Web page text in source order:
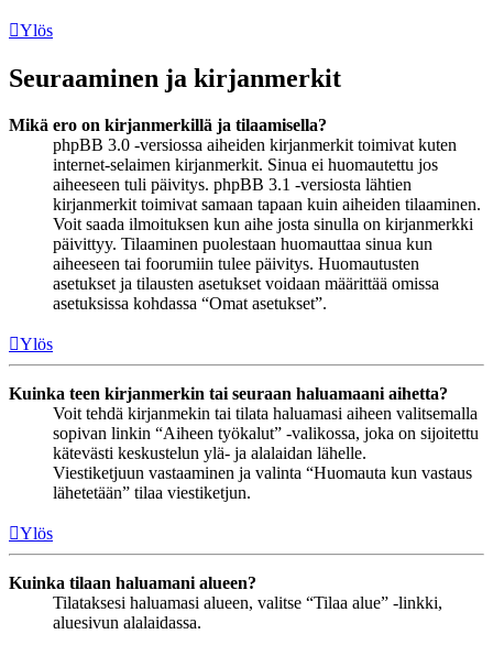
Ylös
Seuraaminen ja kirjanmerkit
Mikä ero on kirjanmerkillä ja tilaamisella?
phpBB 3.0 -versiossa aiheiden kirjanmerkit toimivat kuten
internet-selaimen kirjanmerkit. Sinua ei huomautettu jos
aiheeseen tuli päivitys. phpBB 3.1 -versiosta lähtien
kirjanmerkit toimivat samaan tapaan kuin aiheiden tilaaminen.
Voit saada ilmoituksen kun aihe josta sinulla on kirjanmerkki
päivittyy. Tilaaminen puolestaan huomauttaa sinua kun
aiheeseen tai foorumiin tulee päivitys. Huomautusten
asetukset ja tilausten asetukset voidaan määrittää omissa
asetuksissa kohdassa “Omat asetukset”.
Ylös
Kuinka teen kirjanmerkin tai seuraan haluamaani aihetta?
Voit tehdä kirjanmekin tai tilata haluamasi aiheen valitsemalla
sopivan linkin “Aiheen työkalut” -valikossa, joka on sijoitettu
kätevästi keskustelun ylä- ja alalaidan lähelle.
Viestiketjuun vastaaminen ja valinta “Huomauta kun vastaus
lähetetään” tilaa viestiketjun.
Ylös
Kuinka tilaan haluamani alueen?
Tilataksesi haluamasi alueen, valitse “Tilaa alue” -linkki,
aluesivun alalaidassa.